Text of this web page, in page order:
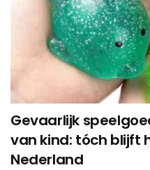
Gevaarlijk
van kind: tóch blijft
Nederland